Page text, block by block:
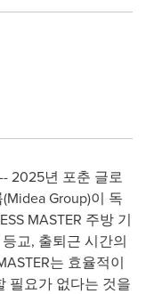
2025년 포춘 글로
Group)이 독
MASTER 주방 기
교, 출퇴근 시간의
는 효율적이
필요가 없다는 것을